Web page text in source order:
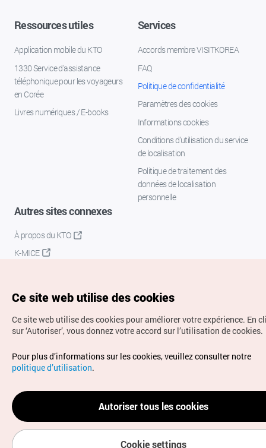
Ressources utiles
Application mobile du KTO
1330 Service d'assistance
téléphonique pour les voyageurs
en Corée
Livres numériques / E-books
Services
Accords membre VISITKOREA
FAQ
Politique de confidentialité
Paramètres des cookies
Informations cookies
Conditions d’utilisation du service
de localisation
Politique de traitement des
données de localisation
personnelle
Autres sites connexes
À propos du KTO
K-MICE
Droits d’auteur (c) Office National du Tourisme en Corée.
Tous droits réservés.
Pour les rapports d'erreurs et demandes de renseignements,
adressez vos demandes à
info.ontc@gmail.com
Ce site web utilise des cookies
Ce site web utilise des cookies pour améliorer votre expérience. En
sur ‘Autoriser’, vous donnez votre accord sur l’utilisation de cookies.
Pour plus d’informations sur les cookies, veuillez consulter notre
politique d’utilisation.
Autoriser tous les cookies
Cookie settings